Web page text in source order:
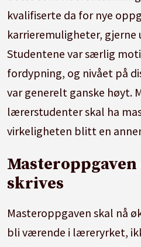
kvalifiserte da for nye
karrieremuligheter,
Studentene var særlig
fordypning, og nivået på
var generelt ganske høyt.
lærerstudenter skal ha
virkeligheten blitt en
skrives
Masteroppgaven skal nå
bli værende i læreryrket,